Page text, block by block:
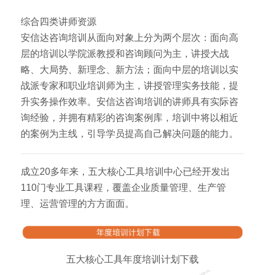
综合四类讲师资源
安信达咨询培训从面向对象上分为两个层次：面向高
层的培训以学院派教授和咨询顾问为主，讲授大战
略、大局势、新理念、新方法；面向中层的培训以实
战派专家和职业培训师为主，讲授管理实务技能，提
升实务操作效率。安信达咨询培训的讲师具有实际咨
询经验，并拥有精彩的咨询案例库，培训中将以相近
的案例为主线，引导学员提高自己解决问题的能力。
成立20多年来，五大核心工具培训中心已经开发出
110门专业工具课程，覆盖企业质量管理、生产管
理、运营管理的方方面面。
五大核心工具年度培训计划下载